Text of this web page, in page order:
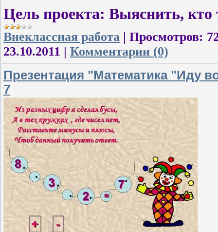
Цель проекта: Выяснить, кто
Внеклассная работа | Просмотров:
23.10.2011 | Комментарии (0)
Презентация "Математика "Иду
7